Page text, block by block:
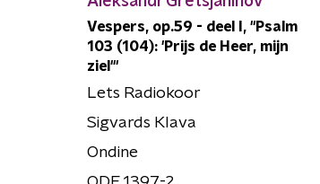
Vespers, op.59 - deel I, "Psalm
103 (104): 'Prijs de Heer, mijn
ziel'"
Lets Radiokoor
Sigvards Klava
Ondine